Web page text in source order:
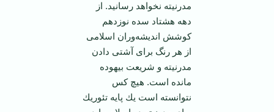
مدرنيته نخواهد رسانيد. از
دهه هشتاد سده نوزدهم
كوشش انديشه‌وران اسلامی
از هر رنگ برای آشتی ‏دادن
مدرنيته و شريعت بيهوده
مانده است. هيچ كس
نتوانسته است يك پايه تئوريك